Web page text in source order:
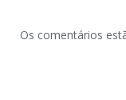
Os comentários